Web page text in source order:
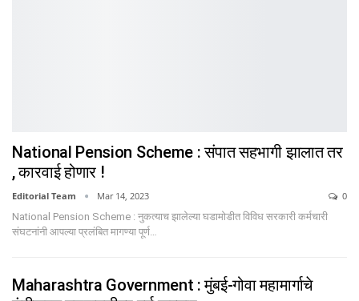
National Pension Scheme : संपात सहभागी झालात तर
, कारवाई होणार !
Editorial Team Mar 14, 2023
0
National Pension Scheme : नुकत्याच झालेल्या घडामोडीत विविध सरकारी कर्मचारी
संघटनांनी आपल्या प्रलंबित मागण्या पूर्ण…
Maharashtra Government : मुंबई-गोवा महामार्गाचे